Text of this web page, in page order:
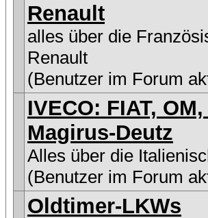
Renault
alles über die
Renault
(Benutzer im Forum
IVECO: FIAT,
Magirus-Deutz
Alles über die
(Benutzer im Forum
Oldtimer-LKWs